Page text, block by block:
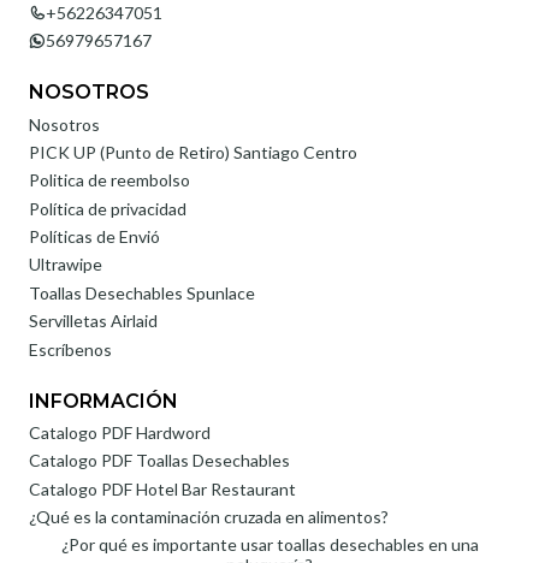
+56226347051
56979657167
NOSOTROS
Nosotros
PICK UP (Punto de Retiro) Santiago Centro
Politica de reembolso
Política de privacidad
Políticas de Envió
Ultrawipe
Toallas Desechables Spunlace
Servilletas Airlaid
Escríbenos
INFORMACIÓN
Catalogo PDF Hardword
Catalogo PDF Toallas Desechables
Catalogo PDF Hotel Bar Restaurant
¿Qué es la contaminación cruzada en alimentos?
¿Por qué es importante usar toallas desechables en una